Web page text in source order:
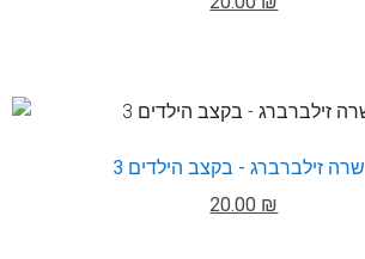
שרה זילברברג - בקצב הילדים 3
20.00 ₪